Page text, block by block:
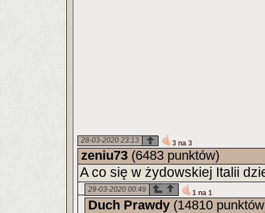
28-03-2020 23:13 3 na 3
zeniu73 (6483 punktów)
A co się w żydowskiej Italii
29-03-2020 00:49 1 na 1
Duch Prawdy (14810